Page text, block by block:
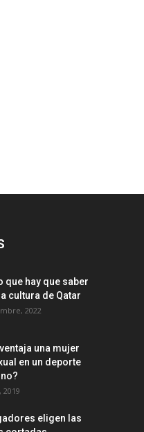
que hay que saber
cultura de Qatar
2022
una mujer
en un deporte
2019
eligen las